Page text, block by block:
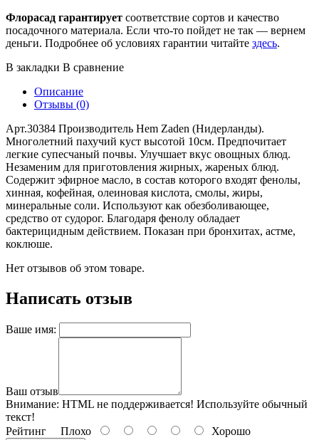
Флорасад гарантирует соответствие сортов и качество
посадочного материала. Если что-то пойдет не так — вернем
деньги. Подробнее об условиях гарантии читайте здесь.
В закладки В сравнение
Описание
Отзывы (0)
Арт.30384 Производитель Hem Zaden (Нидерланды).
Многолетний пахучий куст высотой 10см. Предпочитает
легкие супесчаный почвы. Улучшает вкус овощных блюд.
Незаменим для приготовления жирных, жареных блюд.
Содержит эфирное масло, в состав которого входят фенолы,
хинная, кофейная, олеиновая кислота, смолы, жиры,
минеральные соли. Используют как обезболивающее,
средство от судорог. Благодаря фенолу обладает
бактерицидным действием. Показан при бронхитах, астме,
коклюше.
Нет отзывов об этом товаре.
Написать отзыв
Ваше имя:
Ваш отзыв
Внимание: HTML не поддерживается! Используйте обычный
текст!
Рейтинг Плохо Хорошо